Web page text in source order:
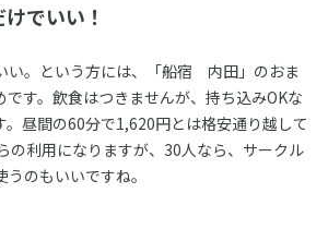
でいい！
い。という方には、「船宿 内田」のおま
です。飲食はつきませんが、持ち込みOKな
。昼間の60分で1,620円とは格安通り越して
の利用になりますが、30人なら、サークル
のもいいですね。